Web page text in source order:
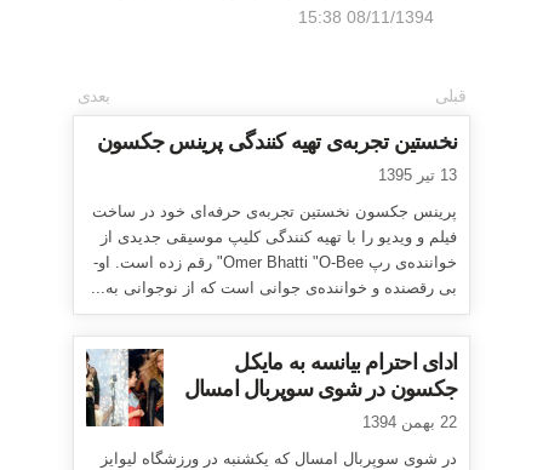
08/11/1394 15:38
قبلی بعدی
نخستین تجربه‌ی تهیه کنندگی پرینس جکسون
13 تیر 1395
پرینس جکسون نخستین تجربه‌ی حرفه‌ای خود در ساخت
فیلم و ویدیو را با تهیه کنندگی کلیپ موسیقی جدیدی از
خواننده‌ی رپ Omer Bhatti "O-Bee" رقم زده است. او-
بی رقصنده و خواننده‌ی جوانی است که از نوجوانی به...
ادای احترام بیانسه به مایکل
جکسون در شوی سوپربال امسال
22 بهمن 1394
در شوی سوپربال امسال که یکشنبه در ورزشگاه لیوایز